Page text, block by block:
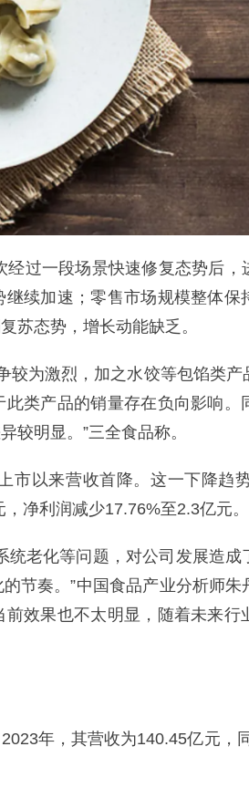
过一段场景快速修复态势后，
续加速；零售市场规模整体保
苏态势，增长动能缺乏。
较为激烈，加之水饺等包馅类产
类产品的销量存在负向影响。
较明显。”三全食品称。
市以来营收首降。这一下降趋
净利润减少17.76%至2.3亿元。
老化等问题，对公司发展造成
节奏。”中国食品产业分析师
效果也不太明显，随着未来行
年，其营收为140.45亿元，